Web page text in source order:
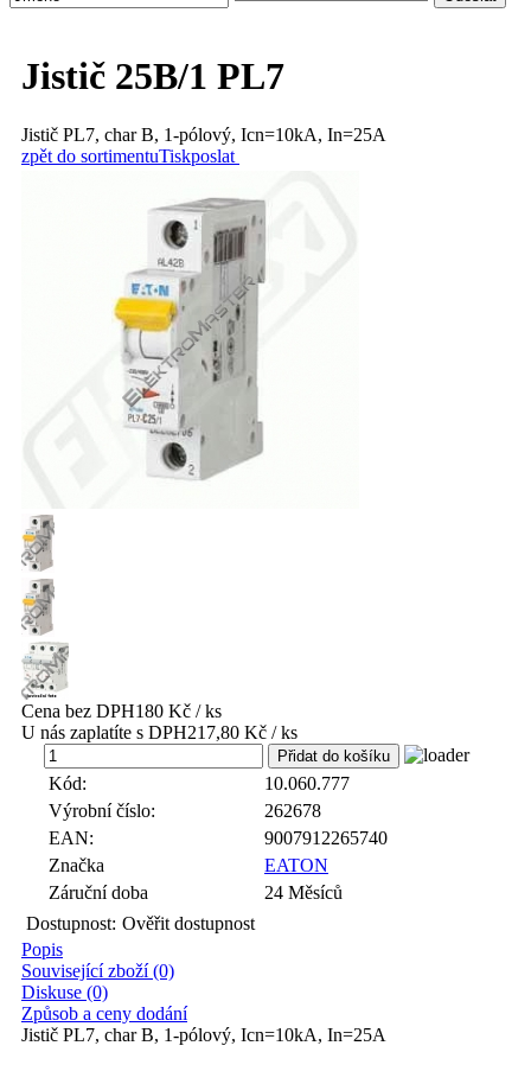
Jistič 25B/1 PL7
Jistič PL7, char B, 1-pólový, Icn=10kA, In=25A
zpět do sortimentuTiskposlat
Cena bez DPH180 Kč / ks
U nás zaplatíte s DPH217,80 Kč / ks
Kód:
10.060.777
Výrobní číslo:
262678
EAN:
9007912265740
Značka
EATON
Záruční doba
24 Měsíců
Dostupnost: Ověřit dostupnost
Popis
Související zboží (0)
Diskuse (0)
Způsob a ceny dodání
Jistič PL7, char B, 1-pólový, Icn=10kA, In=25A